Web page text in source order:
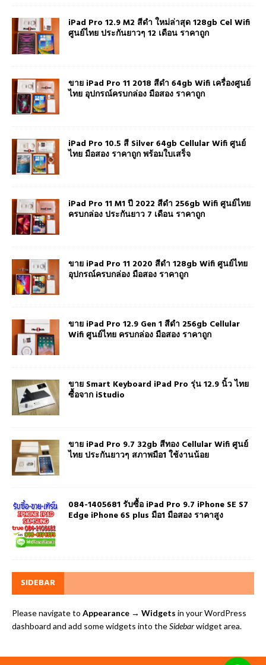
iPad Pro 12.9 M2 สีดำ ใหม่ล่าสุด 128gb Cel Wifi
ศูนย์ไทย ประกันยาวๆ 12 เดือน ราคาถูก
ขาย iPad Pro 11 2018 สีดำ 64gb Wifi เครื่องศูนย์
ไทย อุปกรณ์ครบกล่อง มือสอง ราคาถูก
iPad Pro 10.5 สี Silver 64gb Cellular Wifi ศูนย์
ไทย มือสอง ราคาถูก พร้อมใบเสร็จ
iPad Pro 11 M1 ปี 2022 สีดำ 256gb Wifi ศูนย์ไทย
ครบกล่อง ประกันยาว 7 เดือน ราคาถูก
ขาย iPad Pro 11 2020 สีดำ 128gb Wifi ศูนย์ไทย
อุปกรณ์ครบกล่อง มือสอง ราคาถูก
ขาย iPad Pro 12.9 Gen 1 สีดำ 256gb Cellular
Wifi ศูนย์ไทย ครบกล่อง มือสอง ราคาถูก
ขาย Smart Keyboard iPad Pro รุ่น 12.9 นิ้ว ไทย
ซื้อจาก iStudio
ขาย iPad Pro 9.7 32gb สีทอง Cellular Wifi ศูนย์
ไทย ประกันยาวๆ สภาพมือ1 ใช้งานน้อย
084-1405681 รับซื้อ iPad Pro 9.7 iPhone SE S7
Edge iPhone 6S plus มือ1 มือสอง ราคาสูง
SIDEBAR
Please navigate to Appearance → Widgets in your WordPress
dashboard and add some widgets into theSidebarwidget area.